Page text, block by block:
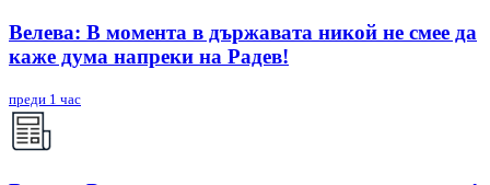
Велева: В момента в държавата никой не смее да
каже дума напреки на Радев!
преди 1 час